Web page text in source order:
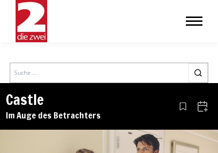
Search
Castle
Im Auge des Betrachters Aus den